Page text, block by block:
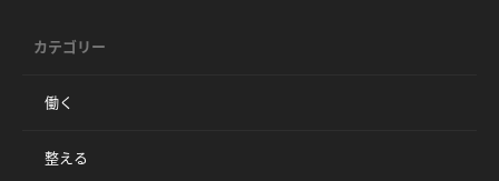
カテゴリー
働く
整える